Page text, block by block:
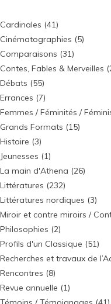
Cardinales (41)
Cinématographies (5)
Comparaisons (31)
Contes, Fables & Merveilles
Débats (55)
Errances (7)
Femmes / Féminités /
Grands Formats (15)
Histoire (3)
Jeunesses (1)
La main d'Athena (26)
Littératures (232)
Littératures nordiques (3)
Miroir et contre miroirs /
Philosophies (2)
Profils d'un Classique (51)
Recherches et travaux de
Rencontres (8)
Revue annuelle (1)